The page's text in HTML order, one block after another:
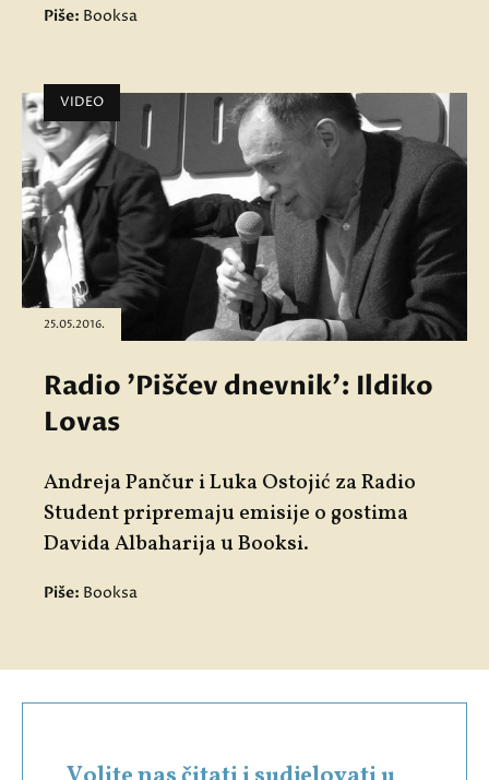
Piše: Booksa
VIDEO
25.05.2016.
Radio 'Piščev dnevnik': Ildiko
Lovas
Andreja Pančur i Luka Ostojić za Radio
Student pripremaju emisije o gostima
Davida Albaharija u Booksi.
Piše: Booksa